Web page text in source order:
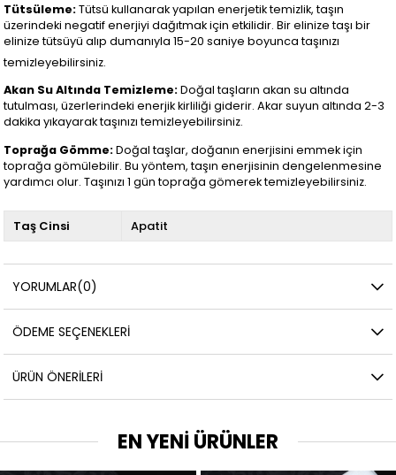
Tütsüleme:Tütsü kullanarak yapılan enerjetik temizlik, taşın
üzerindeki negatif enerjiyi dağıtmak için etkilidir. Bir elinize taşı bir
elinize tütsüyü alıp dumanıyla 15-20 saniye boyunca taşınızı
temizleyebilirsiniz.
Akan Su Altında Temizleme:Doğal taşların akan su altında
tutulması, üzerlerindeki enerjik kirliliği giderir. Akar suyun altında 2-3
dakika yıkayarak taşınızı temizleyebilirsiniz.
Toprağa Gömme:Doğal taşlar, doğanın enerjisini emmek için
toprağa gömülebilir. Bu yöntem, taşın enerjisinin dengelenmesine
yardımcı olur. Taşınızı 1 gün toprağa gömerek temizleyebilirsiniz.
Taş Cinsi Apatit
YORUMLAR(0)
ÖDEME SEÇENEKLERI
ÜRÜN ÖNERILERI
EN YENİ ÜRÜNLER